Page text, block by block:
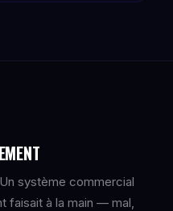
système commercial
faisait à la main — mal,